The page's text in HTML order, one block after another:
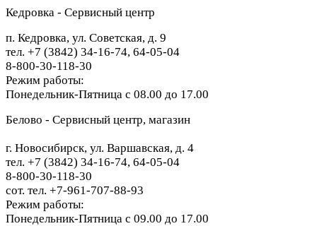
Кедровка - Сервисный центр
п. Кедровка, ул. Советская, д. 9
тел. +7 (3842) 34-16-74, 64-05-04
8-800-30-118-30
Режим работы:
Понедельник-Пятница с 08.00 до 17.00
Белово - Сервисный центр, магазин
г. Новосибирск, ул. Варшавская, д. 4
тел. +7 (3842) 34-16-74, 64-05-04
8-800-30-118-30
сот. тел. +7-961-707-88-93
Режим работы:
Понедельник-Пятница с 09.00 до 17.00